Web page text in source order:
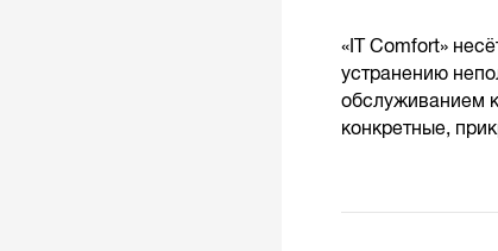
«IT Comfort»
устранению
обслуживанием
конкретные,